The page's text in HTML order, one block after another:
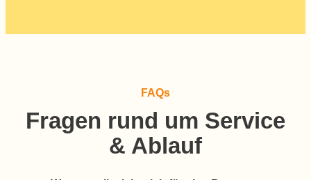
FAQs
Fragen rund um Service
& Ablauf